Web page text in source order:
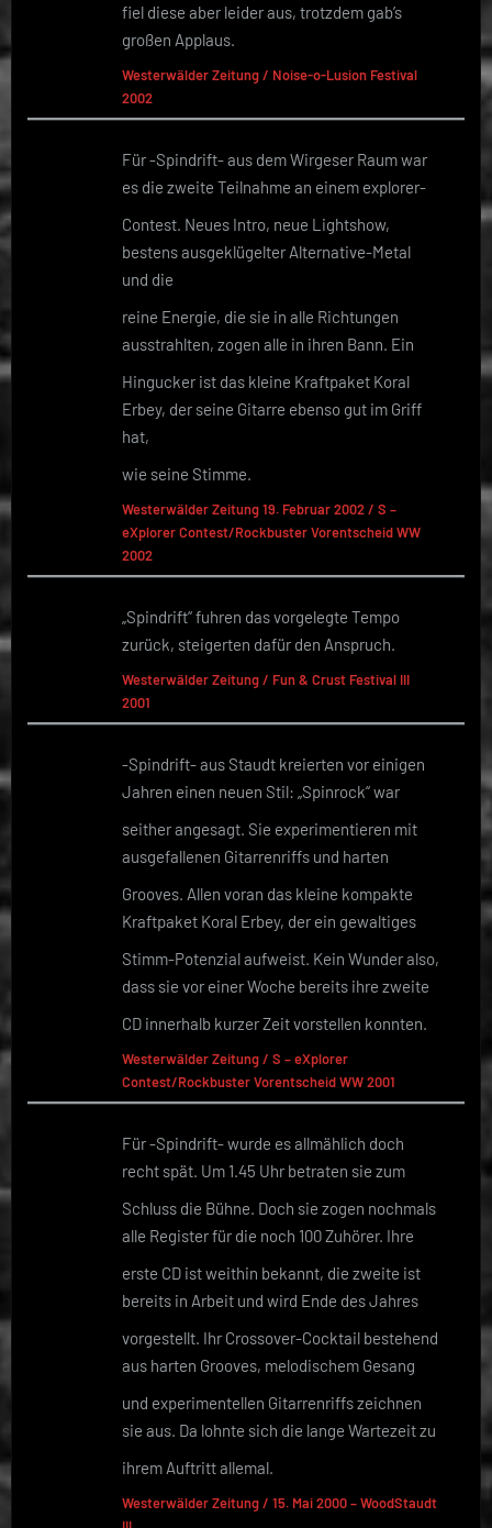
fiel diese aber leider aus, trotzdem gab’s
großen Applaus.
Westerwälder Zeitung / Noise-o-Lusion Festival
2002
Für -Spindrift- aus dem Wirgeser Raum war
es die zweite Teilnahme an einem explorer-
Contest. Neues Intro, neue Lightshow,
bestens ausgeklügelter Alternative-Metal
und die
reine Energie, die sie in alle Richtungen
ausstrahlten, zogen alle in ihren Bann. Ein
Hingucker ist das kleine Kraftpaket Koral
Erbey, der seine Gitarre ebenso gut im Griff
hat,
wie seine Stimme.
Westerwälder Zeitung 19. Februar 2002 / S –
eXplorer Contest/Rockbuster Vorentscheid WW
2002
„Spindrift“ fuhren das vorgelegte Tempo
zurück, steigerten dafür den Anspruch.
Westerwälder Zeitung / Fun & Crust Festival III
2001
-Spindrift- aus Staudt kreierten vor einigen
Jahren einen neuen Stil: „Spinrock“ war
seither angesagt. Sie experimentieren mit
ausgefallenen Gitarrenriffs und harten
Grooves. Allen voran das kleine kompakte
Kraftpaket Koral Erbey, der ein gewaltiges
Stimm-Potenzial aufweist. Kein Wunder also,
dass sie vor einer Woche bereits ihre zweite
CD innerhalb kurzer Zeit vorstellen konnten.
Westerwälder Zeitung / S – eXplorer
Contest/Rockbuster Vorentscheid WW 2001
Für -Spindrift- wurde es allmählich doch
recht spät. Um 1.45 Uhr betraten sie zum
Schluss die Bühne. Doch sie zogen nochmals
alle Register für die noch 100 Zuhörer. Ihre
erste CD ist weithin bekannt, die zweite ist
bereits in Arbeit und wird Ende des Jahres
vorgestellt. Ihr Crossover-Cocktail bestehend
aus harten Grooves, melodischem Gesang
und experimentellen Gitarrenriffs zeichnen
sie aus. Da lohnte sich die lange Wartezeit zu
ihrem Auftritt allemal.
Westerwälder Zeitung / 15. Mai 2000 – WoodStaudt